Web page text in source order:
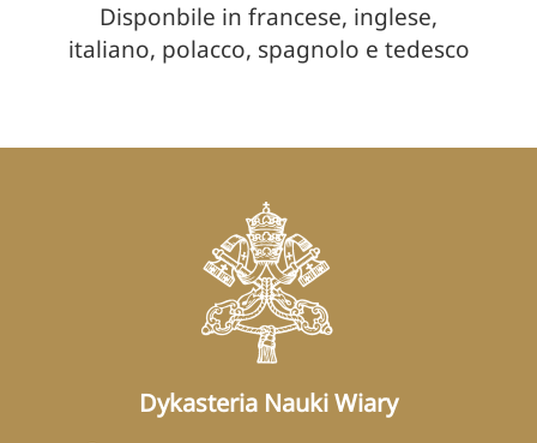
Disponbile in francese, inglese,
italiano, polacco, spagnolo e tedesco
Dykasteria Nauki Wiary